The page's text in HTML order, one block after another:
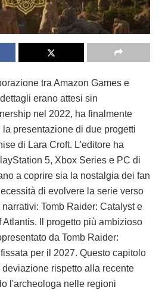
tra Amazon Games e
erano attesi sin
nel 2022, ha finalmente
presentazione di due progetti
di Lara Croft. L'editore ha
5, Xbox Series e PC di
a coprire sia la nostalgia dei fan
di evolvere la serie verso
Tomb Raider: Catalyst e
Atlantis. Il progetto più ambizioso
da Tomb Raider:
per il 2027. Questo capitolo
rispetto alla recente
l'archeologa nelle regioni